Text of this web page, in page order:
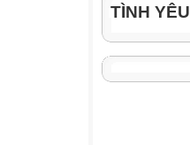
TÌNH YÊU